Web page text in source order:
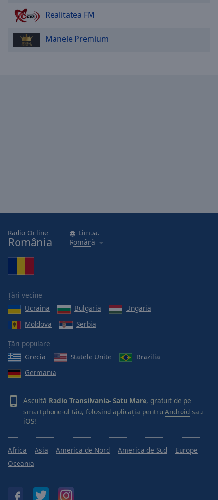
Realitatea FM
Manele Premium
Radio Online
România
Limba:
Română
Țări vecine
Ucraina
Bulgaria
Ungaria
Moldova
Serbia
Țări populare
Grecia
Statele Unite
Brazilia
Germania
Ascultă Radio Transilvania- Satu Mare, gratuit de pe
smartphone-ul tău, folosind aplicația pentru Android sau
iOS!
Africa Asia America de Nord America de Sud
Europe
Oceania